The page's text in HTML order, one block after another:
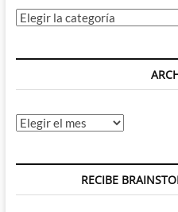
Categorías
Archivos
RECIBE